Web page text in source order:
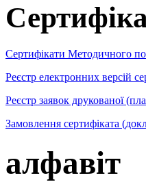
Сертифікати Методичного
Реєстр електронних версій
Реєстр заявок друкованої
Замовлення сертифіката
алфавіт